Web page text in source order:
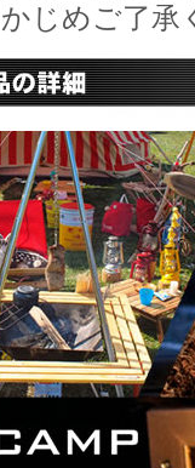
じめご了承